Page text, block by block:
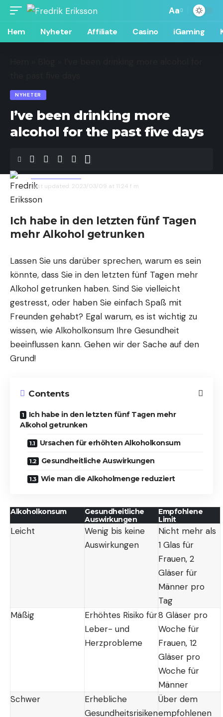
Aa
Hem Nyheter Affiliate Casino iGaming
NYHETER
I’ve been drinking more
alcohol for the past five days
Last updated: 2023/03/09 at 11:24 f m
Fredrik Eriksson
Ich habe in den letzten fünf Tagen
mehr Alkohol getrunken
Lassen Sie uns darüber sprechen, warum es sein
könnte, dass Sie in den letzten fünf Tagen mehr
Alkohol getrunken haben. Sind Sie vielleicht
gestresst, oder haben Sie einfach Spaß mit
Freunden gehabt? Egal warum, es ist wichtig zu
wissen, wie Alkoholkonsum Ihre Gesundheit
beeinflussen kann. Gehen wir der Sache auf den
Grund!
Contents
Ich habe in den letzten fünf Tagen mehr
Alkohol getrunken
Ursachen für erhöhten Alkoholkonsum
Gesundheitliche Auswirkungen
Wie man die Alkoholmenge reduziert
Alkoholkonsum
Gesundheitliche
Auswirkungen
Empfohlene
Limit
Leicht
Wenig bis keine
Auswirkungen
Nicht mehr als
1 Glas für
Frauen, 2
Gläser für
Männer pro
Tag
Mäßig
Erhöhtes Risiko für
Leber- und
Herzprobleme
8 Gläser pro
Woche für
Frauen, 12
Gläser pro
Woche für
Männer
Schwer
Erhebliche
Gesundheitsrisiken
Über dem
empfohlenen